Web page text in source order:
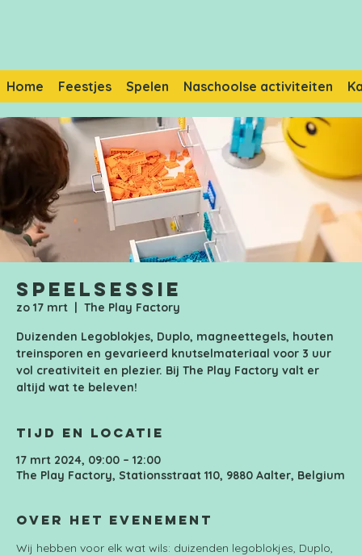
Home Feestjes Spelen Naschoolse activiteiten
Speelsessie
zo 17 mrt
  |
The Play Factory
Duizenden Legoblokjes, Duplo, magneettegels, houten
treinsporen en gevarieerd knutselmateriaal voor 3 uur
vol creativiteit en plezier. Bij The Play Factory valt er
altijd wat te beleven!
Tijd en locatie
17 mrt 2024, 09:00 – 12:00
The Play Factory, Stationsstraat 110, 9880 Aalter, Belgium
Over het evenement
Wij hebben voor elk wat wils: duizenden legoblokjes, Duplo,